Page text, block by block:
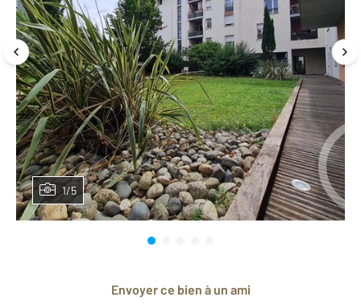
1/5
Envoyer ce bien à un ami